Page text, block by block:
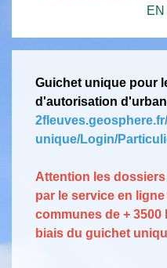
Guichet unique pour
d'autorisation
unique/Login/
Attention les
par le service en
communes de +
biais du guichet